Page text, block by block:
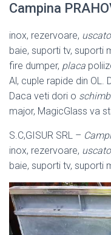
Campina
inox, rezervoare,
baie, suporti tv, suporti
fire dumper, placa
Al, cuple rapide din OL.
Daca veti dori o
major, MagicGlass va
S.C,GISUR SRL –
inox, rezervoare,
baie, suporti tv, suporti